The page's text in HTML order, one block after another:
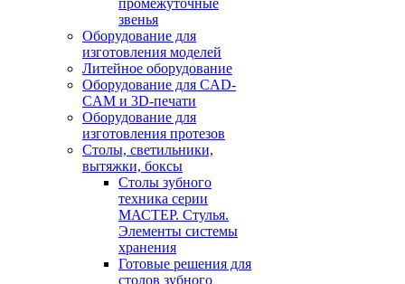
промежуточные
звенья
Оборудование для
изготовления моделей
Литейное оборудование
Оборудование для CAD-
CAM и 3D-печати
Оборудование для
изготовления протезов
Cтолы, светильники,
вытяжки, боксы
Столы зубного
техника серии
МАСТЕР. Стулья.
Элементы системы
хранения
Готовые решения для
столов зубного